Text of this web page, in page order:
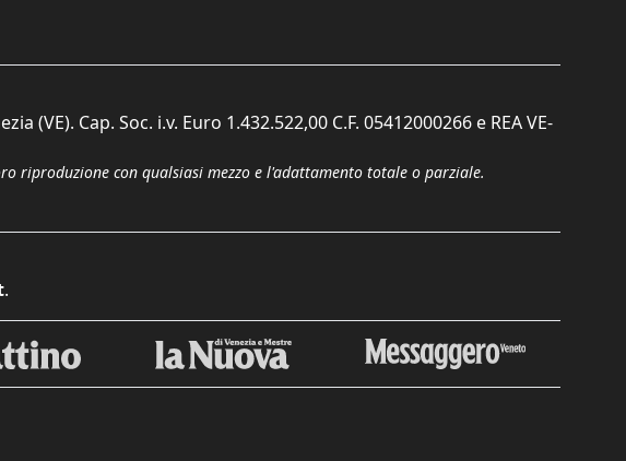
(VE). Cap. Soc. i.v. Euro 1.432.522,00 C.F. 05412000266 e REA VE-
riproduzione con qualsiasi mezzo e l'adattamento totale o parziale.
.